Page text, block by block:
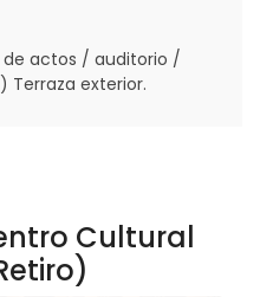
de actos / auditorio /
Terraza exterior.
Cultural